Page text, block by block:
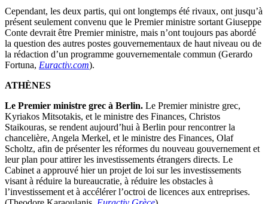
Cependant, les deux partis, qui ont longtemps été rivaux, ont jusqu’à
présent seulement convenu que le Premier ministre sortant Giuseppe
Conte devrait être Premier ministre, mais n’ont toujours pas abordé
la question des autres postes gouvernementaux de haut niveau ou de
la rédaction d’un programme gouvernementale commun (Gerardo
Fortuna, Euractiv.com).
ATHÈNES
Le Premier ministre grec à Berlin. Le Premier ministre grec,
Kyriakos Mitsotakis, et le ministre des Finances, Christos
Staikouras, se rendent aujourd’hui à Berlin pour rencontrer la
chancelière, Angela Merkel, et le ministre des Finances, Olaf
Scholtz, afin de présenter les réformes du nouveau gouvernement et
leur plan pour attirer les investissements étrangers directs. Le
Cabinet a approuvé hier un projet de loi sur les investissements
visant à réduire la bureaucratie, à réduire les obstacles à
l’investissement et à accélérer l’octroi de licences aux entreprises.